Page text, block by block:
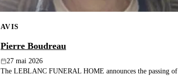
AVIS
Pierre Boudreau
27 mai 2026
The LEBLANC FUNERAL HOME announces the passing of